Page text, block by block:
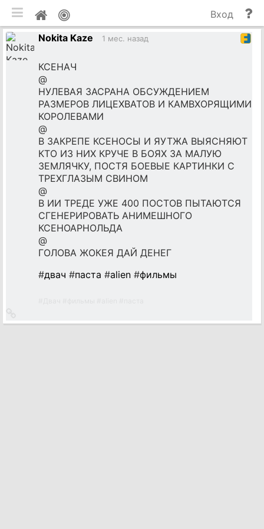
Мой
профиль
и
Вход
Nokita Kaze
1 мес. назад
КСЕНАЧ
@
НУЛЕВАЯ ЗАСРАНА ОБСУЖДЕНИЕМ
РАЗМЕРОВ ЛИЦЕХВАТОВ И КАМВХОРЯЩИМИ
КОРОЛЕВАМИ
@
В ЗАКРЕПЕ КСЕНОСЫ И ЯУТЖА ВЫЯСНЯЮТ
КТО ИЗ НИХ КРУЧЕ В БОЯХ ЗА МАЛУЮ
ЗЕМЛЯЧКУ, ПОСТЯ БОЕВЫЕ КАРТИНКИ С
ТРЕХГЛАЗЫМ СВИНОМ
@
В ИИ ТРЕДЕ УЖЕ 400 ПОСТОВ ПЫТАЮТСЯ
СГЕНЕРИРОВАТЬ АНИМЕШНОГО
КСЕНОАРНОЛЬДА
@
ГОЛОВА ЖОКЕЯ ДАЙ ДЕНЕГ
#двач #паста #alien #фильмы
на
мобильная версия